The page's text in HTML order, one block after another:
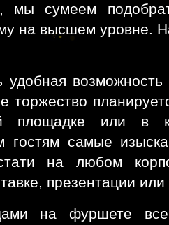
мы сумеем
на высшем уровне.
удобная
торжество
площадке или в
самые
на любом
презентации
на фуршете